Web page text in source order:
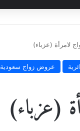
لامرأة (عزباء)
عروض زواج سعودية
(عزباء)